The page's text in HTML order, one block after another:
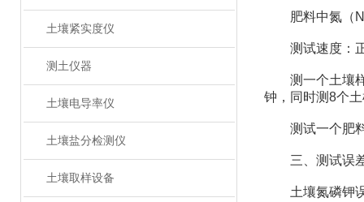
土壤紧实度仪
测土仪器
土壤电导率仪
土壤盐分检测仪
土壤取样设备
肥料中氮（N
测试速度：正
测一个土壤样
钟，同时测8个
测试一个肥料
三、测试误
土壤氮磷钾误